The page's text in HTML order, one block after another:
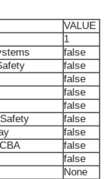
VALUE
1
false
false
false
false
false
false
false
false
false
None